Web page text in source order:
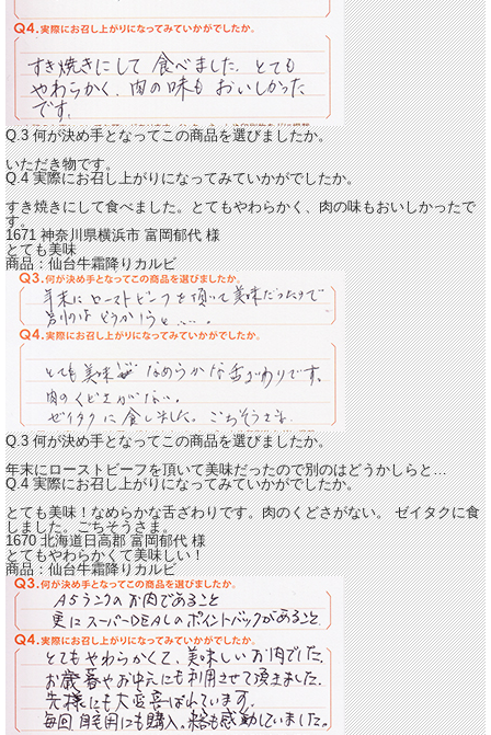
Q.3 何が決め手となってこの商品を選びましたか。
いただき物です。
Q.4 実際にお召し上がりになってみていかがでしたか。
すき焼きにして食べました。とてもやわらかく、肉の味もおいしかったで
す。
1671 神奈川県横浜市富岡郁代様
とても美味
商品：仙台牛霜降りカルビ
Q.3 何が決め手となってこの商品を選びましたか。
年末にローストビーフを頂いて美味だったので別のはどうかしらと…
Q.4 実際にお召し上がりになってみていかがでしたか。
とても美味！なめらかな舌ざわりです。肉のくどさがない。 ゼイタクに食
しました。ごちそうさま。
1670 北海道日高郡富岡郁代様
とてもやわらかくて美味しい！
商品：仙台牛霜降りカルビ